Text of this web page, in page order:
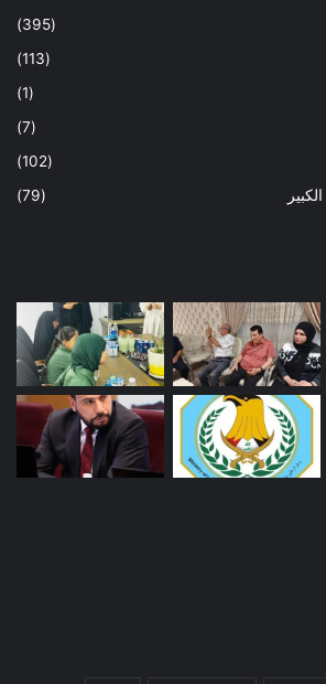
(395)
(113)
(1)
(7)
(102)
(79)